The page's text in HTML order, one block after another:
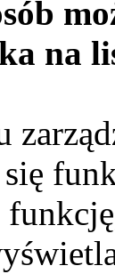
na